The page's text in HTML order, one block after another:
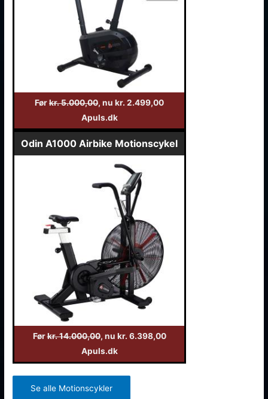
Førkr. 5.000,00, nu kr. 2.499,00
Apuls.dk
Odin A1000 Airbike Motionscykel
Førkr. 14.000,00, nu kr. 6.398,00
Apuls.dk
Se alle Motionscykler